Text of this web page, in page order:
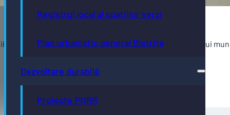
Registrul local al spațiilor verzi
Plan urbanistic general Bistrița
Dezvoltare durabilă
Proiecte PNRR
au obligația de a pune la dispoziţia